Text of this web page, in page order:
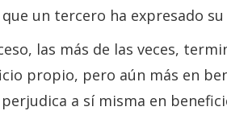
un tercero ha expresado
las más de las veces,
propio, pero aún más en
a sí misma en